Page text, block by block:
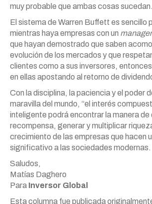
muy probable que ambas cosas sucedan.
El sistema de Warren Buffett es sencillo
mientras haya empresas con un
que hayan demostrado que saben
evolución de los mercados y que
clientes como a sus inversores,
en ellas apostando al retorno de
Con la disciplina, la paciencia y el poder
maravilla del mundo, “el interés
inteligente podrá encontrar la manera de
recompensa, generar y multiplicar
crecimiento de las empresas que hacen
significativo a las sociedades modernas.
Saludos,
Matías Daghero
Para Inversor Global
Esta columna fue publicada